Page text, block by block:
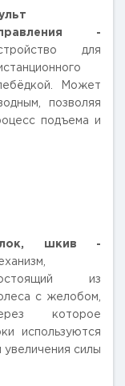
-
для
Может
позволяя
подъема и
шкив -
из
с желобом,
которое
используются
увеличения силы